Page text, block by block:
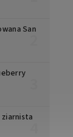
San
ziarnista